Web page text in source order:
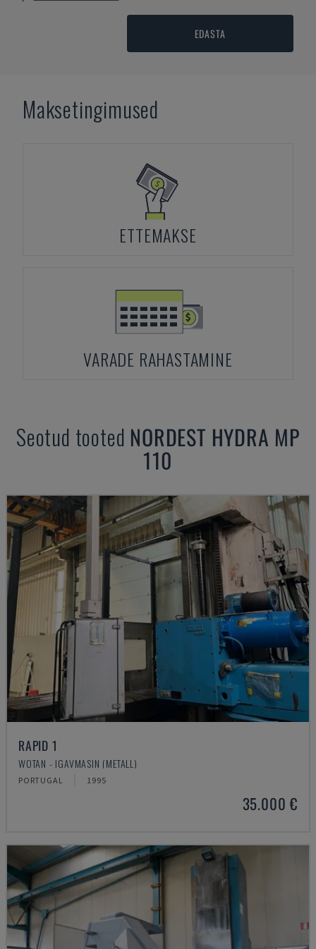
EDASTA
Maksetingimused
ETTEMAKSE
VARADE RAHASTAMINE
Seotud tooted NORDEST HYDRA MP
110
RAPID 1
WOTAN - IGAVMASIN (METALL)
PORTUGAL 1995
35.000 €